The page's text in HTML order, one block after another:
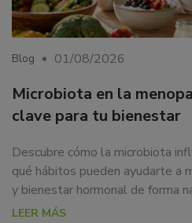
Blog 01/08/2026
Microbiota en la
clave para tu bienestar
Descubre cómo la microbiota
qué hábitos pueden ayudarte a
y bienestar hormonal de forma
LEER MÁS